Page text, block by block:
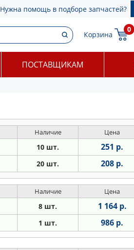
Нужна помощь в подборе запчастей?
Корзина
0
ПОСТАВЩИКАМ
Наличие Цена
10 шт. 251 р.
20 шт. 208 р.
Наличие Цена
8 шт. 1 164 р.
1 шт. 986 р.